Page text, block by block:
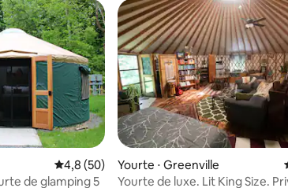
commentaires : 4,98 sur 5
Évaluation moyenne sur la base de 50
4,8 (50)
de glamping 5
Yourte ⋅ Greenville
Yourte de luxe. Lit King Size.